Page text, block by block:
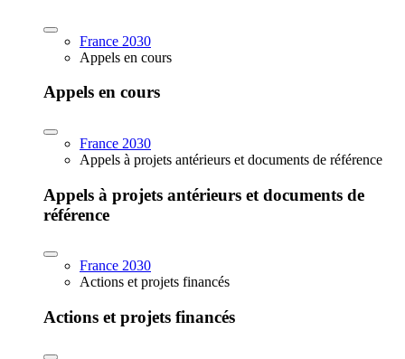
France 2030
Appels en cours
Appels en cours
France 2030
Appels à projets antérieurs et documents de référence
Appels à projets antérieurs et documents de
référence
France 2030
Actions et projets financés
Actions et projets financés